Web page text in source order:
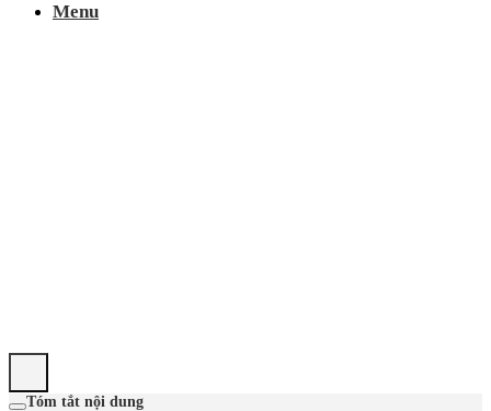
Menu
Tóm tắt nội dung